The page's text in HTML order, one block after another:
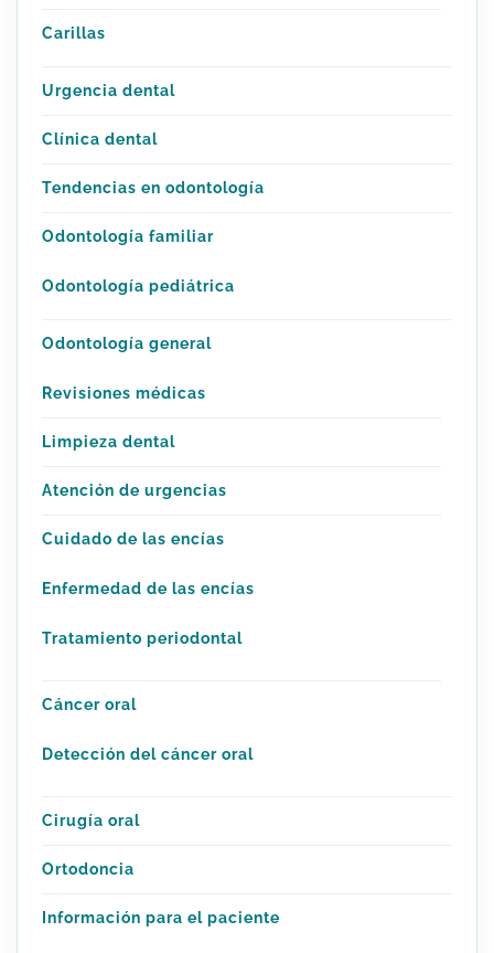
Carillas
Urgencia dental
Clínica dental
Tendencias en odontología
Odontología familiar
Odontología pediátrica
Odontología general
Revisiones médicas
Limpieza dental
Atención de urgencias
Cuidado de las encías
Enfermedad de las encías
Tratamiento periodontal
Cáncer oral
Detección del cáncer oral
Cirugía oral
Ortodoncia
Información para el paciente